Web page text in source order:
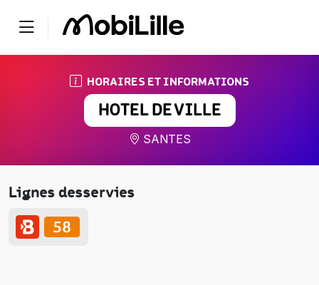
HORAIRES ET INFORMATIONS
HOTEL DE VILLE
SANTES
Lignes desservies